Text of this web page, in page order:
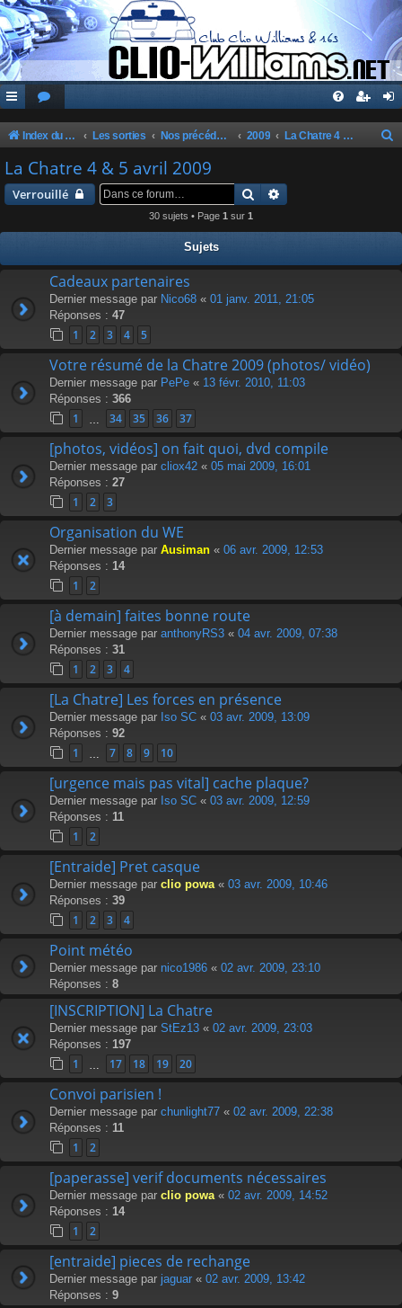
Index du forum Les sorties Nos précédentes sorties 2009 La Chatre 4 & 5 avril 2009
La Chatre 4 & 5 avril 2009
Verrouillé Rechercher
30 sujets • Page 1 sur 1
Sujets
Cadeaux partenaires
Dernier message par Nico68 « 01 janv. 2011, 21:05
Réponses : 47
1 2 3 4 5
Votre résumé de la Chatre 2009 (photos/ vidéo)
Dernier message par PePe « 13 févr. 2010, 11:03
Réponses : 366
1 34 35 36 37
[photos, vidéos] on fait quoi, dvd compile
Dernier message par cliox42 « 05 mai 2009, 16:01
Réponses : 27
1 2 3
Organisation du WE
Dernier message par Ausiman « 06 avr. 2009, 12:53
Réponses : 14
1 2
[à demain] faites bonne route
Dernier message par anthonyRS3 « 04 avr. 2009, 07:38
Réponses : 31
1 2 3 4
[La Chatre] Les forces en présence
Dernier message par Iso SC « 03 avr. 2009, 13:09
Réponses : 92
1 7 8 9 10
[urgence mais pas vital] cache plaque?
Dernier message par Iso SC « 03 avr. 2009, 12:59
Réponses : 11
1 2
[Entraide] Pret casque
Dernier message par clio powa « 03 avr. 2009, 10:46
Réponses : 39
1 2 3 4
Point météo
Dernier message par nico1986 « 02 avr. 2009, 23:10
Réponses : 8
[INSCRIPTION] La Chatre
Dernier message par StEz13 « 02 avr. 2009, 23:03
Réponses : 197
1 17 18 19 20
Convoi parisien !
Dernier message par chunlight77 « 02 avr. 2009, 22:38
Réponses : 11
1 2
[paperasse] verif documents nécessaires
Dernier message par clio powa « 02 avr. 2009, 14:52
Réponses : 14
1 2
[entraide] pieces de rechange
Dernier message par jaguar « 02 avr. 2009, 13:42
Réponses : 9